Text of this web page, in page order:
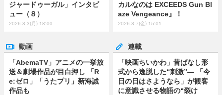
ジャードゥーガル」インタビ
ュー（８）
2026.8.3(月) 18:00
カルなのは EXCEEDS Gun Bl
aze Vengeance』！
2026.8.7(金) 15:01
動画
「AbemaTV」アニメの一挙放
送＆劇場作品が目白押し 「R
e:ゼロ」「うたプリ」新海誠
作品も
連載
「映画ちいかわ」昔ばなし形
式から逸脱した“刺激”― 「今
日の日はさようなら」が観客
に意識させる物語の“裂け